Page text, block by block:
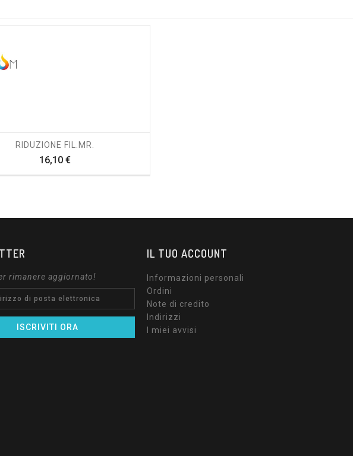
RIDUZIONE FIL.MR.
16,10 €Prezzo
rimanere aggiornato!
IL TUO ACCOUNT
Informazioni personali
Ordini
Note di credito
Indirizzi
I miei avvisi